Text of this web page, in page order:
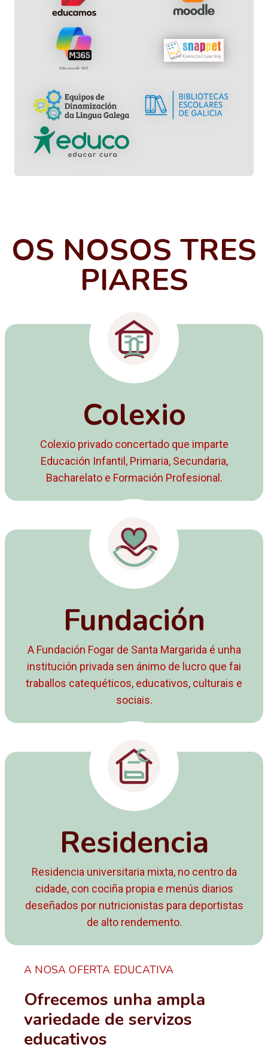
OS NOSOS TRES
PIARES
Colexio
Colexio privado concertado que imparte
Educación Infantil, Primaria, Secundaria,
Bacharelato e Formación Profesional.
Fundación
A Fundación Fogar de Santa Margarida é unha
institución privada sen ánimo de lucro que fai
traballos catequéticos, educativos, culturais e
sociais.
Residencia
Residencia universitaria mixta, no centro da
cidade, con cociña propia e menús diarios
deseñados por nutricionistas para deportistas
de alto rendemento.
A NOSA OFERTA EDUCATIVA
Ofrecemos unha ampla
variedade de servizos
educativos